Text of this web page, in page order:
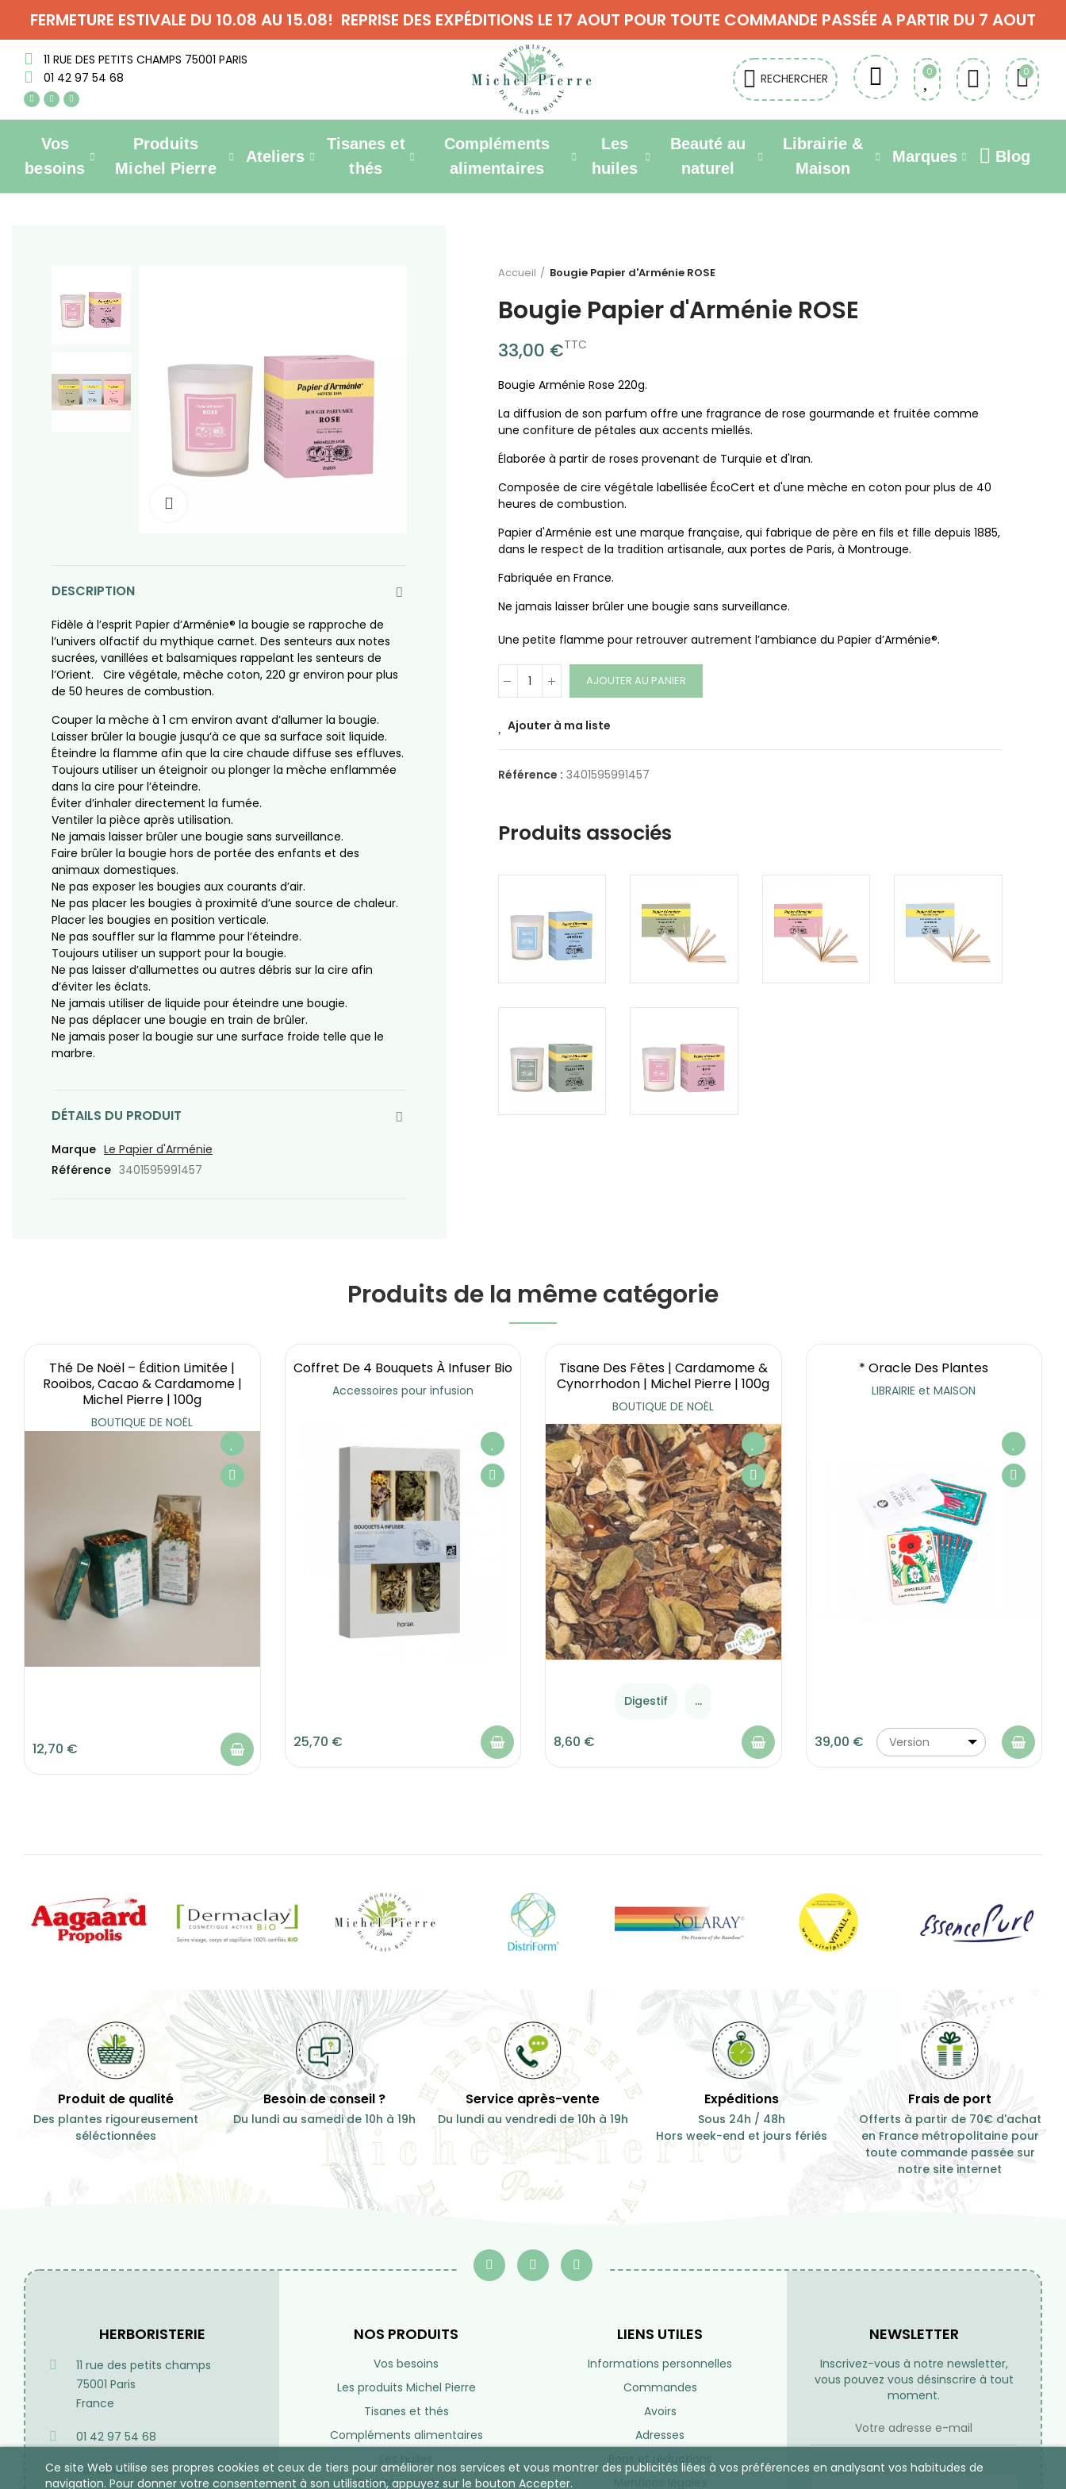
FERMETURE ESTIVALE DU 10.08 AU 15.08! REPRISE DES EXPÉDITIONS LE 17 AOUT POUR TOUTE COMMANDE PASSÉE A PARTIR DU 7 AOUT
11 RUE DES PETITS CHAMPS 75001 PARIS
01 42 97 54 68
RECHERCHER 0 0
Vos
besoins
Produits
Michel Pierre
Ateliers
Tisanes et
thés
Compléments
alimentaires
Les
huiles
Beauté au
naturel
Librairie &
Maison
Marques Blog
DESCRIPTION
Fidèle à l’esprit Papier d’Arménie® la bougie se rapproche de
l’univers olfactif du mythique carnet. Des senteurs aux notes
sucrées, vanillées et balsamiques rappelant les senteurs de
l’Orient. Cire végétale, mèche coton, 220 gr environ pour plus
de 50 heures de combustion.
Couper la mèche à 1 cm environ avant d’allumer la bougie.
Laisser brûler la bougie jusqu’à ce que sa surface soit liquide.
Éteindre la flamme afin que la cire chaude diffuse ses effluves.
Toujours utiliser un éteignoir ou plonger la mèche enflammée
dans la cire pour l’éteindre.
Éviter d’inhaler directement la fumée.
Ventiler la pièce après utilisation.
Ne jamais laisser brûler une bougie sans surveillance.
Faire brûler la bougie hors de portée des enfants et des
animaux domestiques.
Ne pas exposer les bougies aux courants d’air.
Ne pas placer les bougies à proximité d’une source de chaleur.
Placer les bougies en position verticale.
Ne pas souffler sur la flamme pour l’éteindre.
Toujours utiliser un support pour la bougie.
Ne pas laisser d’allumettes ou autres débris sur la cire afin
d’éviter les éclats.
Ne jamais utiliser de liquide pour éteindre une bougie.
Ne pas déplacer une bougie en train de brûler.
Ne jamais poser la bougie sur une surface froide telle que le
marbre.
DÉTAILS DU PRODUIT
Marque Le Papier d'Arménie
Référence 3401595991457
Accueil Bougie Papier d'Arménie ROSE
Bougie Papier d'Arménie ROSE
33,00 €TTC
Bougie Arménie Rose 220g.
La diffusion de son parfum offre une fragrance de rose gourmande et fruitée comme
une confiture de pétales aux accents miellés.
Élaborée à partir de roses provenant de Turquie et d'Iran.
Composée de cire végétale labellisée ÉcoCert et d'une mèche en coton pour plus de 40
heures de combustion.
Papier d'Arménie est une marque française, qui fabrique de père en fils et fille depuis 1885,
dans le respect de la tradition artisanale, aux portes de Paris, à Montrouge.
Fabriquée en France.
Ne jamais laisser brûler une bougie sans surveillance.
Une petite flamme pour retrouver autrement l’ambiance du Papier d’Arménie®.
AJOUTER AU PANIER
Ajouter à ma liste
Référence : 3401595991457
Produits associés
Produits de la même catégorie
Thé De Noël – Édition Limitée |
Rooibos, Cacao & Cardamome |
Michel Pierre | 100g
BOUTIQUE DE NOËL
12,70 €
Coffret De 4 Bouquets À Infuser Bio
Accessoires pour infusion
25,70 €
Tisane Des Fêtes | Cardamome &
Cynorrhodon | Michel Pierre | 100g
BOUTIQUE DE NOËL
Digestif ...
8,60 €
* Oracle Des Plantes
LIBRAIRIE et MAISON
39,00 €
Version
française
Ce site Web utilise ses propres cookies et ceux de tiers pour améliorer nos services et vous montrer des publicités liées à vos préférences en analysant vos habitudes de
navigation. Pour donner votre consentement à son utilisation, appuyez sur le bouton Accepter.
Produit de qualité
Des plantes rigoureusement
séléctionnées
Besoin de conseil ?
Du lundi au samedi de 10h à 19h
Service après-vente
Du lundi au vendredi de 10h à 19h
Expéditions
Sous 24h / 48h
Hors week-end et jours fériés
Frais de port
Offerts à partir de 70€ d'achat
en France métropolitaine pour
toute commande passée sur
notre site internet
HERBORISTERIE
11 rue des petits champs
75001 Paris
France
01 42 97 54 68
Par email
NOS PRODUITS
Vos besoins
Les produits Michel Pierre
Tisanes et thés
Compléments alimentaires
Les huiles
Beauté au naturel
LIENS UTILES
Informations personnelles
Commandes
Avoirs
Adresses
Bons et réductions
NEWSLETTER
Inscrivez-vous à notre newsletter,
vous pouvez vous désinscrire à tout
moment.